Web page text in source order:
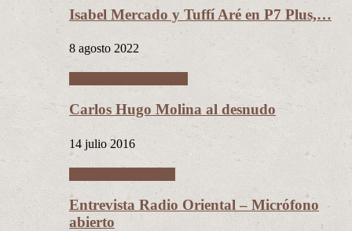
Isabel Mercado y Tuffí Aré en P7 Plus,…
8 agosto 2022
Carlos Hugo Molina al desnudo
14 julio 2016
Entrevista Radio Oriental – Micrófono
abierto